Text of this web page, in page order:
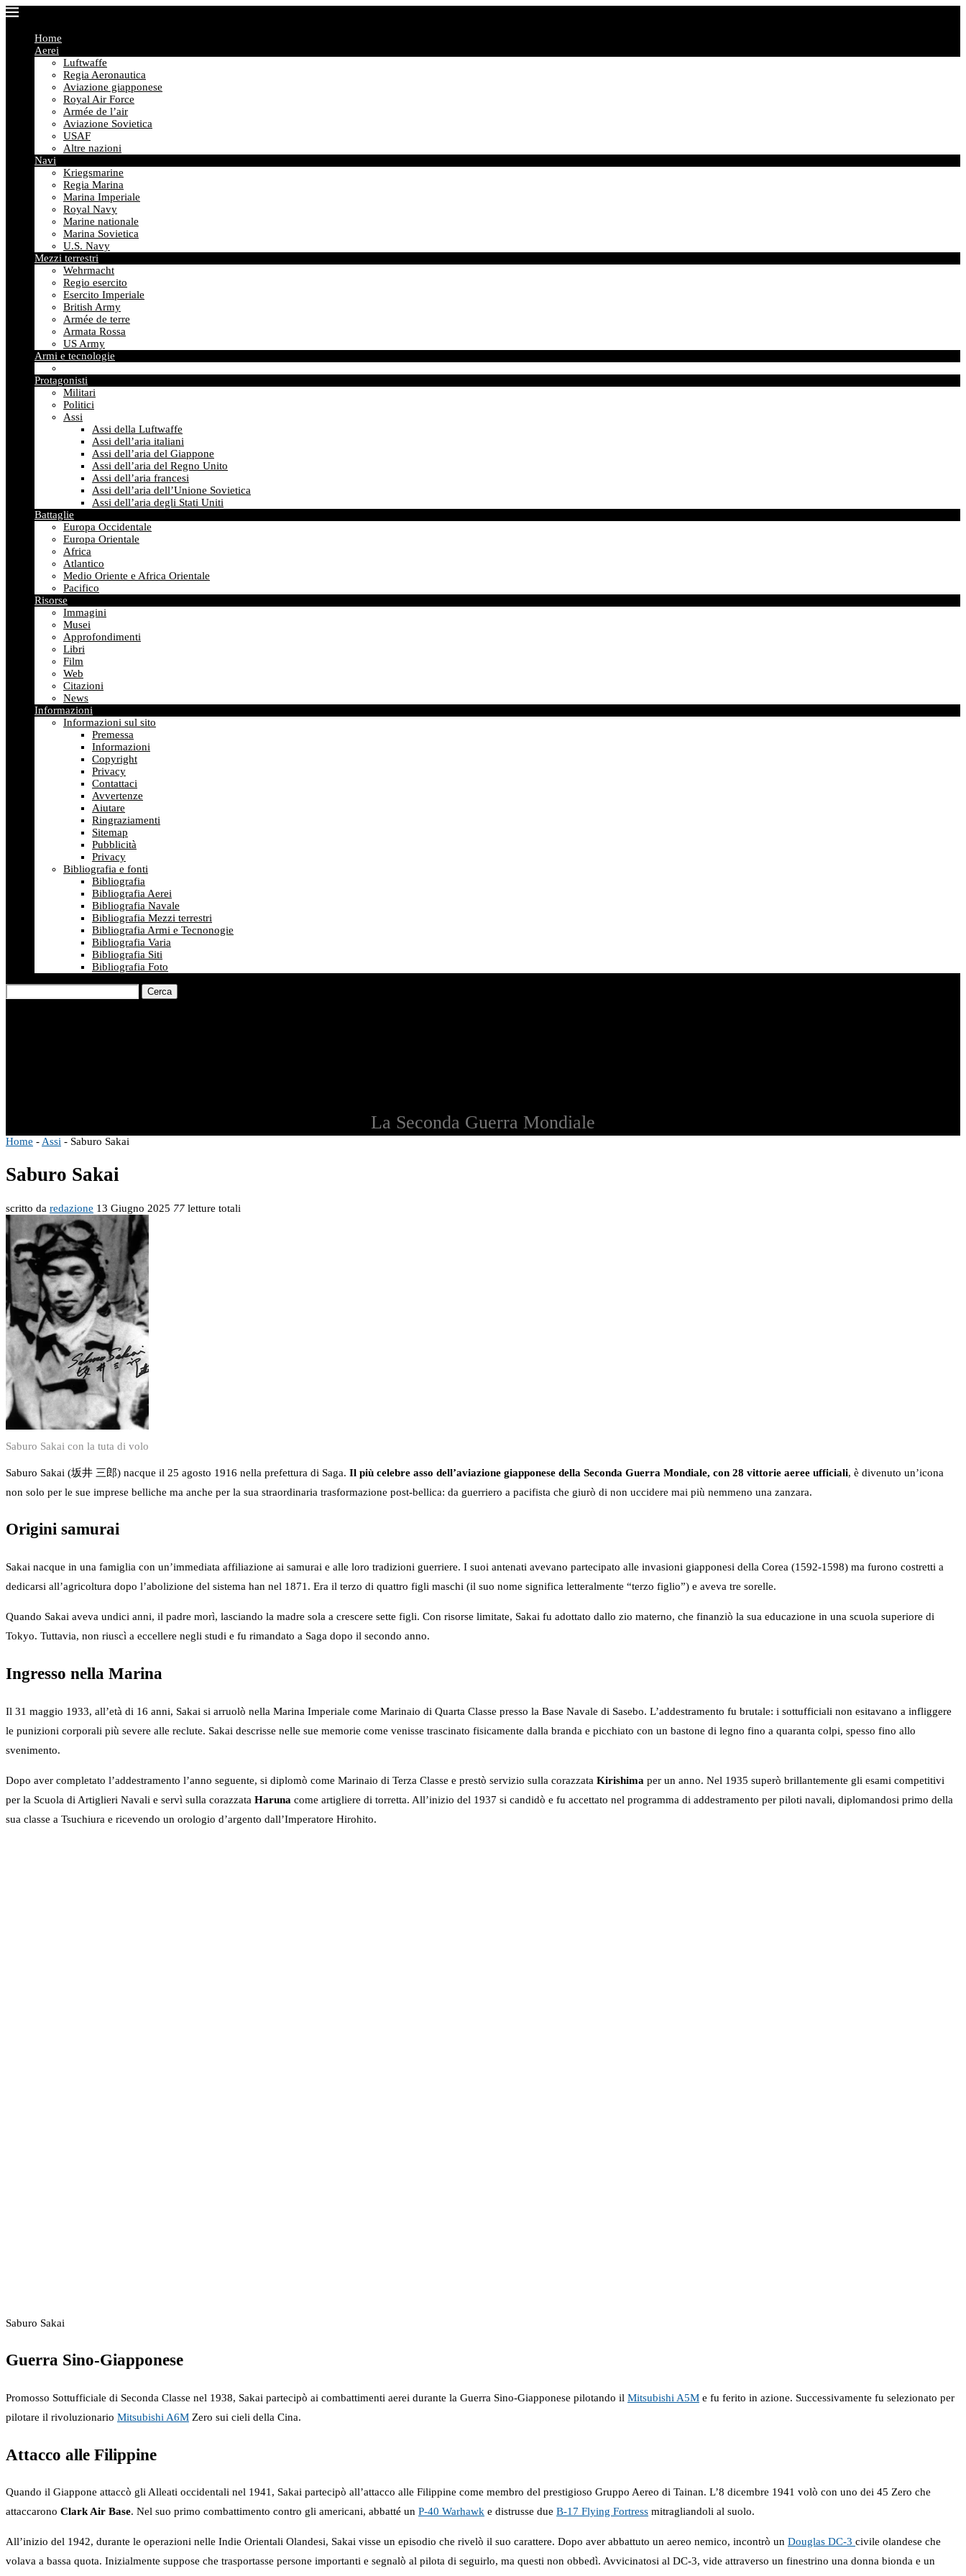
Home
Aerei
Luftwaffe
Regia Aeronautica
Aviazione giapponese
Royal Air Force
Armée de l’air
Aviazione Sovietica
USAF
Altre nazioni
Navi
Kriegsmarine
Regia Marina
Marina Imperiale
Royal Navy
Marine nationale
Marina Sovietica
U.S. Navy
Mezzi terrestri
Wehrmacht
Regio esercito
Esercito Imperiale
British Army
Armée de terre
Armata Rossa
US Army
Armi e tecnologie
Protagonisti
Militari
Politici
Assi
Assi della Luftwaffe
Assi dell’aria italiani
Assi dell’aria del Giappone
Assi dell’aria del Regno Unito
Assi dell’aria francesi
Assi dell’aria dell’Unione Sovietica
Assi dell’aria degli Stati Uniti
Battaglie
Europa Occidentale
Europa Orientale
Africa
Atlantico
Medio Oriente e Africa Orientale
Pacifico
Risorse
Immagini
Musei
Approfondimenti
Libri
Film
Web
Citazioni
News
Informazioni
Informazioni sul sito
Premessa
Informazioni
Copyright
Privacy
Contattaci
Avvertenze
Aiutare
Ringraziamenti
Sitemap
Pubblicità
Privacy
Bibliografia e fonti
Bibliografia
Bibliografia Aerei
Bibliografia Navale
Bibliografia Mezzi terrestri
Bibliografia Armi e Tecnonogie
Bibliografia Varia
Bibliografia Siti
Bibliografia Foto
Cerca
La Seconda Guerra Mondiale
Home - Assi - Saburo Sakai
Saburo Sakai
scritto da redazione 13 Giugno 2025 77 letture totali
Saburo Sakai con la tuta di volo
Saburo Sakai (坂井 三郎) nacque il 25 agosto 1916 nella prefettura di Saga. Il più celebre asso dell’aviazione giapponese della Seconda Guerra Mondiale, con 28 vittorie aeree ufficiali, è divenuto un’icona
non solo per le sue imprese belliche ma anche per la sua straordinaria trasformazione post-bellica: da guerriero a pacifista che giurò di non uccidere mai più nemmeno una zanzara.
Origini samurai
Sakai nacque in una famiglia con un’immediata affiliazione ai samurai e alle loro tradizioni guerriere. I suoi antenati avevano partecipato alle invasioni giapponesi della Corea (1592-1598) ma furono costretti a
dedicarsi all’agricoltura dopo l’abolizione del sistema han nel 1871. Era il terzo di quattro figli maschi (il suo nome significa letteralmente “terzo figlio”) e aveva tre sorelle.
Quando Sakai aveva undici anni, il padre morì, lasciando la madre sola a crescere sette figli. Con risorse limitate, Sakai fu adottato dallo zio materno, che finanziò la sua educazione in una scuola superiore di
Tokyo. Tuttavia, non riuscì a eccellere negli studi e fu rimandato a Saga dopo il secondo anno.
Ingresso nella Marina
Il 31 maggio 1933, all’età di 16 anni, Sakai si arruolò nella Marina Imperiale come Marinaio di Quarta Classe presso la Base Navale di Sasebo. L’addestramento fu brutale: i sottufficiali non esitavano a infliggere
le punizioni corporali più severe alle reclute. Sakai descrisse nelle sue memorie come venisse trascinato fisicamente dalla branda e picchiato con un bastone di legno fino a quaranta colpi, spesso fino allo
svenimento.
Dopo aver completato l’addestramento l’anno seguente, si diplomò come Marinaio di Terza Classe e prestò servizio sulla corazzata Kirishima per un anno. Nel 1935 superò brillantemente gli esami competitivi
per la Scuola di Artiglieri Navali e servì sulla corazzata Haruna come artigliere di torretta. All’inizio del 1937 si candidò e fu accettato nel programma di addestramento per piloti navali, diplomandosi primo della
sua classe a Tsuchiura e ricevendo un orologio d’argento dall’Imperatore Hirohito.
Saburo Sakai
Guerra Sino-Giapponese
Promosso Sottufficiale di Seconda Classe nel 1938, Sakai partecipò ai combattimenti aerei durante la Guerra Sino-Giapponese pilotando il Mitsubishi A5M e fu ferito in azione. Successivamente fu selezionato per
pilotare il rivoluzionario Mitsubishi A6M Zero sui cieli della Cina.
Attacco alle Filippine
Quando il Giappone attaccò gli Alleati occidentali nel 1941, Sakai partecipò all’attacco alle Filippine come membro del prestigioso Gruppo Aereo di Tainan. L’8 dicembre 1941 volò con uno dei 45 Zero che
attaccarono Clark Air Base. Nel suo primo combattimento contro gli americani, abbatté un P-40 Warhawk e distrusse due B-17 Flying Fortress mitragliandoli al suolo.
All’inizio del 1942, durante le operazioni nelle Indie Orientali Olandesi, Sakai visse un episodio che rivelò il suo carattere. Dopo aver abbattuto un aereo nemico, incontrò un Douglas DC-3 civile olandese che
volava a bassa quota. Inizialmente suppose che trasportasse persone importanti e segnalò al pilota di seguirlo, ma questi non obbedì. Avvicinatosi al DC-3, vide attraverso un finestrino una donna bionda e un